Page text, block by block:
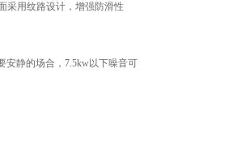
采用纹路设计，增强防滑性
安静的场合，7.5kw以下噪音可